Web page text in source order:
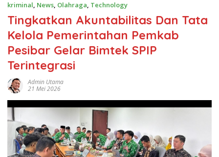
kriminal, News, Olahraga, Technology
Tingkatkan Akuntabilitas Dan Tata
Kelola Pemerintahan Pemkab
Pesibar Gelar Bimtek SPIP
Terintegrasi
Admin Utama
21 Mei 2026